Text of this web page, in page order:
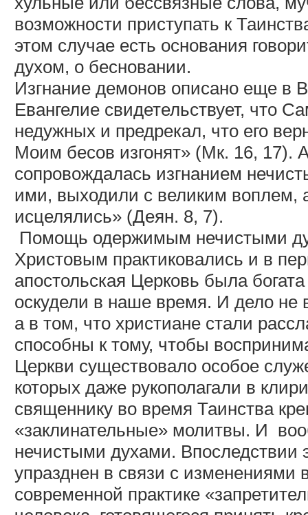
возможности приступать к
этом случае есть основания
духом, о бесновании.
Изгнание демонов описано еще в
Евангелие свидетельствует, что
недужных и предрекал, что его
Моим бесов изгонят» (Мк. 16, 17).
сопровождалась изгнанием
ими, выходили с великим воплем,
исцелялись» (Деян. 8, 7).
Помощь одержимым нечистыми
Христовым практиковались и в
апостольская Церковь была
оскудели в наше время. И дело не
а в том, что христиане стали
способны к тому, чтобы
Церкви существовало особое
которых даже рукополагали в
священнику во время Таинства
«заклинательные» молитвы. И
нечистыми духами. Впоследствии
упразднен в связи с изменениями
современной практике